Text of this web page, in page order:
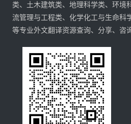
类、土木建筑类、地理科学类、环境
流管理与工程类、化学化工与生命科
等专业外文翻译资源查询、分享、咨